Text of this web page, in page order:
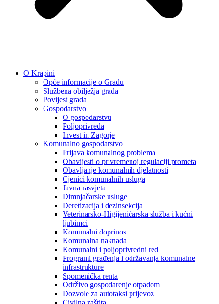
O Krapini
Opće informacije o Gradu
Službena obilježja grada
Povijest grada
Gospodarstvo
O gospodarstvu
Poljoprivreda
Invest in Zagorje
Komunalno gospodarstvo
Prijava komunalnog problema
Obavijesti o privremenoj regulaciji prometa
Obavljanje komunalnih djelatnosti
Cjenici komunalnih usluga
Javna rasvjeta
Dimnjačarske usluge
Deretizacija i dezinsekcija
Veterinarsko-Higijeničarska služba i kućni
ljubimci
Komunalni doprinos
Komunalna naknada
Komunalni i poljoprivredni red
Programi građenja i održavanja komunalne
infrastrukture
Spomenička renta
Održivo gospodarenje otpadom
Dozvole za autotaksi prijevoz
Civilna zaštita